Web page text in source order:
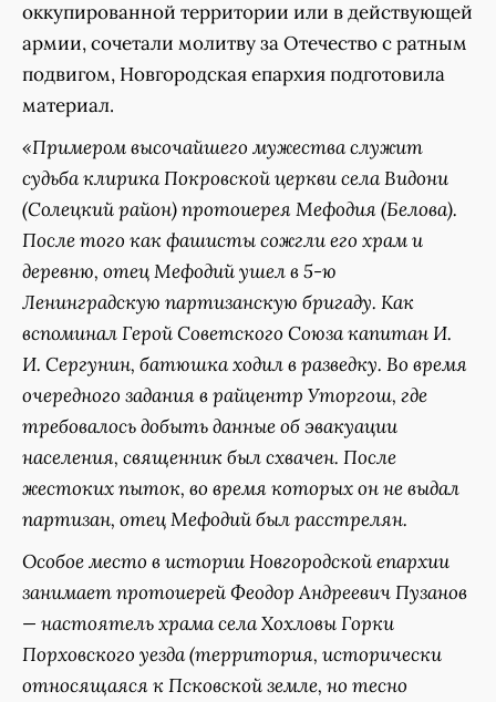
оккупированной территории или в действующей
армии, сочетали молитву за Отечество с ратным
подвигом, Новгородская епархия подготовила
материал.
«Примером высочайшего мужества служит
судьба клирика Покровской церкви села Видони
(Солецкий район) протоиерея Мефодия (Белова).
После того как фашисты сожгли его храм и
деревню, отец Мефодий ушел в 5-ю
Ленинградскую партизанскую бригаду. Как
вспоминал Герой Советского Союза капитан И.
И. Сергунин, батюшка ходил в разведку. Во время
очередного задания в райцентр Уторгош, где
требовалось добыть данные об эвакуации
населения, священник был схвачен. После
жестоких пыток, во время которых он не выдал
партизан, отец Мефодий был расстрелян.
Особое место в истории Новгородской епархии
занимает протоиерей Феодор Андреевич Пузанов
— настоятель храма села Хохловы Горки
Порховского уезда (территория, исторически
относящаяся к Псковской земле, но тесно